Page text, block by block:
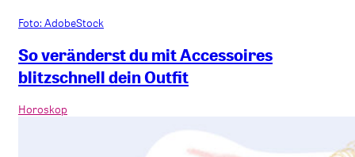
Foto: AdobeStock
So veränderst du mit Accessoires
blitzschnell dein Outfit
Horoskop